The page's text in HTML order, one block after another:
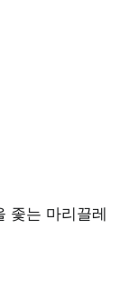
좇는 마리끌레